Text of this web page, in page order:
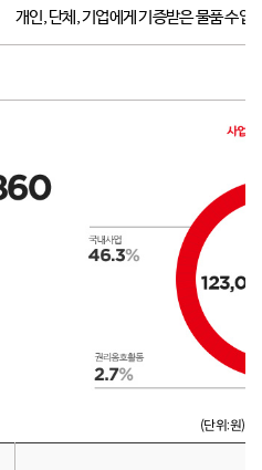
개인, 단체, 기업에게 기증받은 물품 수입
(단위:원)